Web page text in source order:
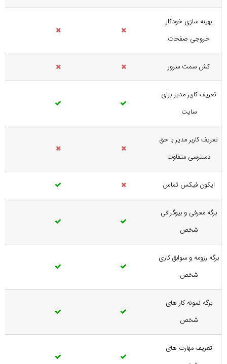
بهینه سازی خودکار
خروجی صفحات
کش سمت سرور
تعریف کاربر مدیر برای
سایت
تعریف کاربر مدیر با حق
دسترسی متفاوت
ایکون فیکس تماس
برگه معرفی و بیوگرافی
شخص
برگه رزومه و سوابق کاری
شخص
برگه نمونه کار های
شخص
تعریف مهارت های